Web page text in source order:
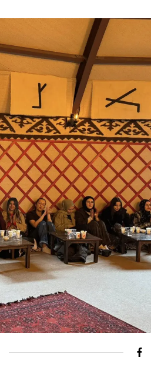
Hatay
Isparta
Mersin
İstanbul
İzmir
Kars
Kayseri
Kırşehir
Kocaeli
Konya
Kütahya